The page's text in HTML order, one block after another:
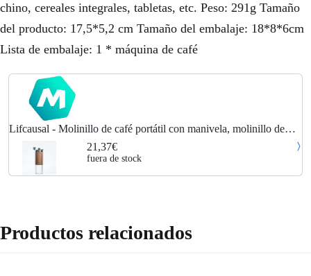
chino, cereales integrales, tabletas, etc. Peso: 291g Tamaño
del producto: 17,5*5,2 cm Tamaño del embalaje: 18*8*6cm
Lista de embalaje: 1 * máquina de café
Lifcausal - Molinillo de café portátil con manivela, molinillo de
café Manual para el hogar, molinillo de mano, máquina de café,
madera
21,37€
fuera de stock
Productos relacionados